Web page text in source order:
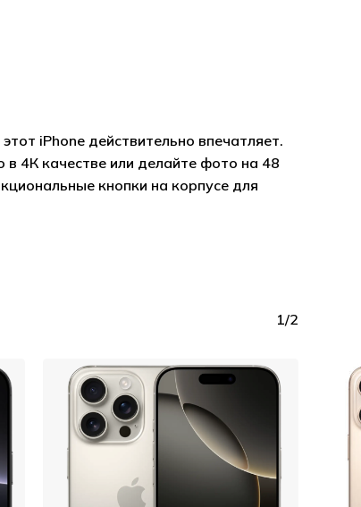
iPhone действительно впечатляет.
в 4К качестве или делайте фото на 48
кнопки на корпусе для
1/2